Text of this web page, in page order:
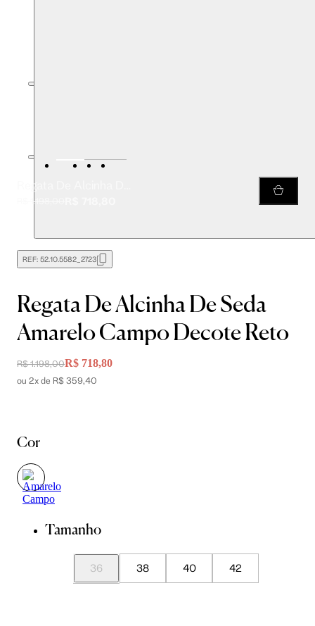
R$ 1.198,00
REF: 52.10.5582_2723
Regata De Alcinha De Seda
Amarelo Campo Decote Reto
R$ 1.198,00R$ 718,80
ou 2x de R$ 359,40
Cor
Tamanho
36 38 40 42